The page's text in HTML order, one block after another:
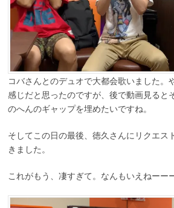
コバさんとのデュオで大都会歌いました。
感じだと思ったのですが、後で動画見ると
のへんのギャップを埋めたいですね。
そしてこの日の最後、徳久さんにリクエス
きました。
これがもう、凄すぎて。なんもいえねーー